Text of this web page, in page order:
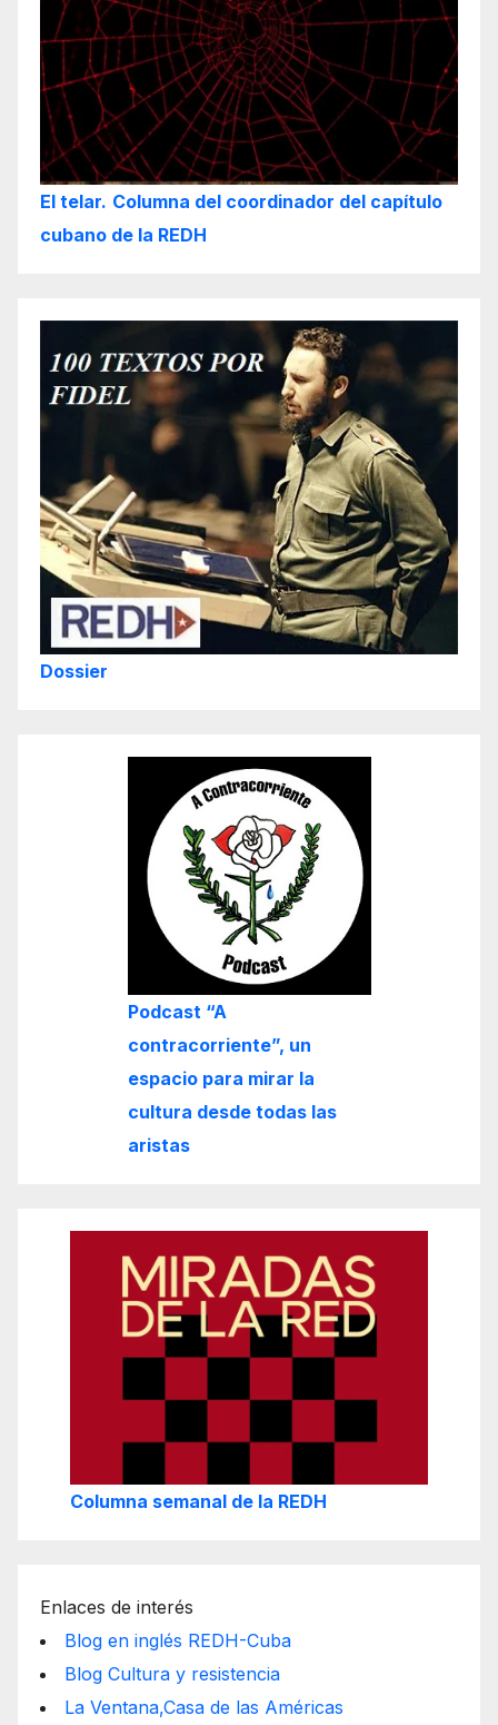
El telar. Columna del coordinador del capítulo
cubano de la REDH
Dossier
Podcast “A
contracorriente”, un
espacio para mirar la
cultura desde todas las
aristas
Columna semanal de la REDH
Enlaces de interés
Blog en inglés REDH-Cuba
Blog Cultura y resistencia
La Ventana,Casa de las Américas